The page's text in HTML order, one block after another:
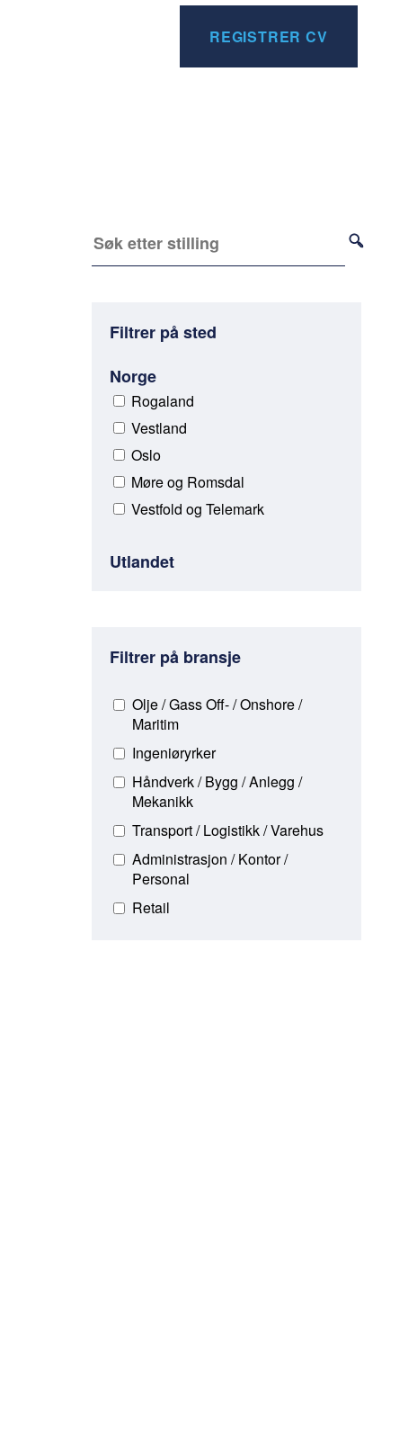
REGISTRER CV
Filtrer på sted
Norge
Rogaland
Vestland
Oslo
Møre og Romsdal
Vestfold og Telemark
Utlandet
Filtrer på bransje
Olje / Gass Off- / Onshore /
Maritim
Ingeniøryrker
Håndverk / Bygg / Anlegg /
Mekanikk
Transport / Logistikk / Varehus
Administrasjon / Kontor /
Personal
Retail